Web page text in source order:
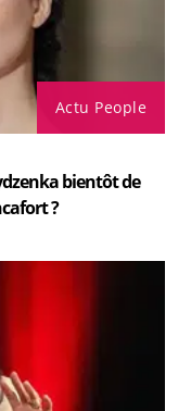
Actu People
bientôt de
?